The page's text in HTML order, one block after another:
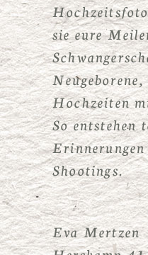
sie eure
Hochzeiten
So entstehen
Erinnerungen
Shootings.
Eva Mertzen